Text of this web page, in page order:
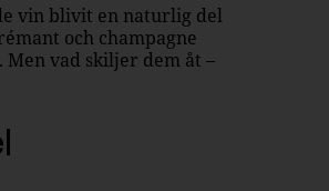
vin blivit en naturlig del
och champagne
vad skiljer dem åt –